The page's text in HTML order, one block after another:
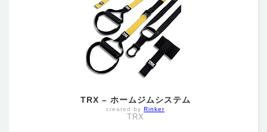
TRX – ホームジムシステム
created byRinker
TRX